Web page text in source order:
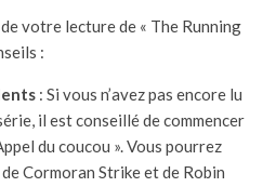
votre lecture de « The Running
:
: Si vous n’avez pas encore lu
il est conseillé de commencer
du coucou ». Vous pourrez
Cormoran Strike et de Robin